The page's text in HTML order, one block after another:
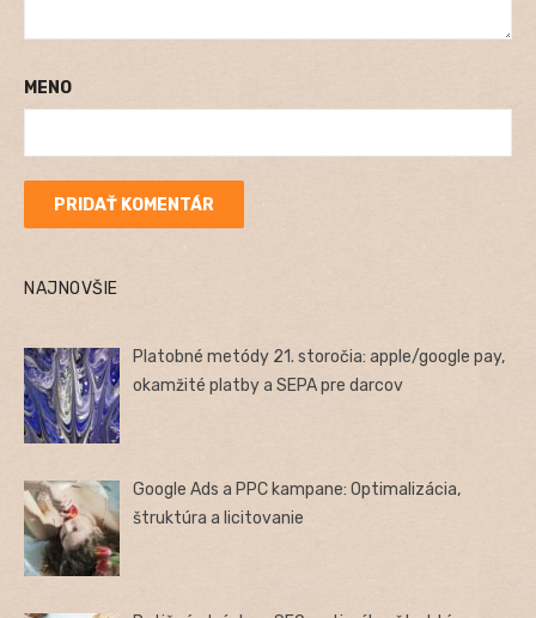
MENO
NAJNOVŠIE
Platobné metódy 21. storočia: apple/google pay,
okamžité platby a SEPA pre darcov
Google Ads a PPC kampane: Optimalizácia,
štruktúra a licitovanie